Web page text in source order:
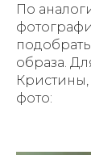
По
образа.
фото: